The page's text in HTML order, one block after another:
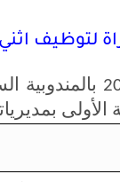
عشر (12) مهندسا للدولة
بالمندوبية
الأولى